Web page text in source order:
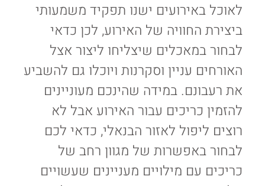
לאוכל באירועים ישנו תפקיד משמעותי
ביצירת החוויה של האירוע, לכן כדאי
לבחור במאכלים שיצליחו ליצור אצל
האורחים עניין וסקרנות ויוכלו גם להשביע
את רעבונם. במידה שהינכם מעוניינים
להזמין כריכים עבור האירוע אבל לא
רוצים ליפול לאזור הבנאלי, כדאי לכם
לבחור באפשרות של מגוון רחב של
כריכים עם מילויים מעניינים שעשויים